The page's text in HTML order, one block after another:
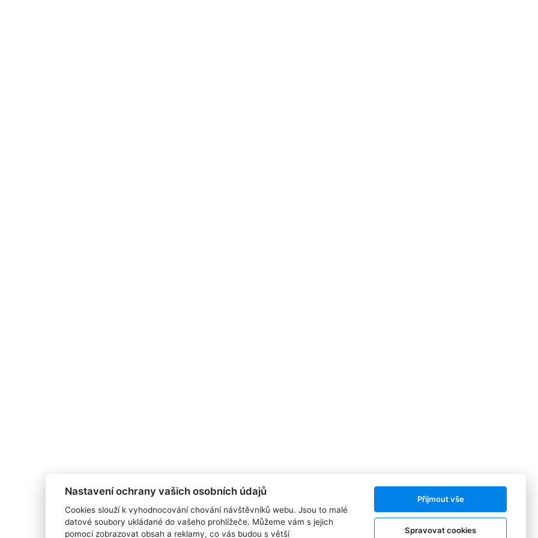
Nastavení ochrany vašich osobních údajů
Cookies slouží k vyhodnocování chování návštěvníků webu. Jsou to malé
datové soubory ukládané do vašeho prohlížeče. Můžeme vám s jejich
pomocí zobrazovat obsah a reklamy, co vás budou s větší
Přijmout vše
Spravovat cookies